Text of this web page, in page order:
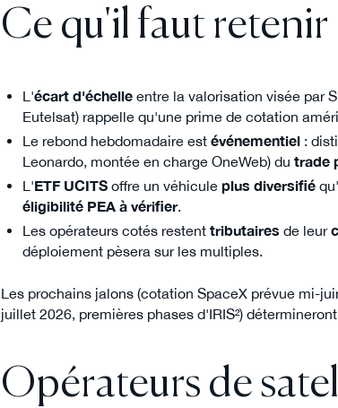
Ce qu'il faut retenir
L'écart d'échelle entre la valorisation visée par
Eutelsat) rappelle qu'une prime de cotation
Le rebond hebdomadaire estévénementiel :
Leonardo, montée en charge OneWeb) dutrade
L'ETF UCITS offre un véhiculeplus diversifié
éligibilité PEA à vérifier.
Les opérateurs cotés restenttributaires de leur
déploiement pèsera sur les multiples.
Les prochains jalons (cotation SpaceX prévue mi-
juillet 2026, premières phases d'IRIS²)
Opérateurs de